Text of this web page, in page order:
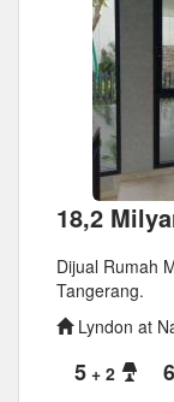
18,2
Dijual Rumah
Tangerang.
Lyndon at
5 + 2 6